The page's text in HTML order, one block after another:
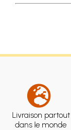
Livraison partout
dans le monde